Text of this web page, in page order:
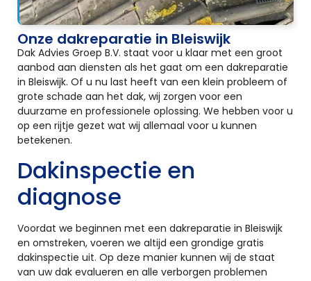
Onze dakreparatie in Bleiswijk
Dak Advies Groep B.V. staat voor u klaar met een groot
aanbod aan diensten als het gaat om een dakreparatie
in Bleiswijk. Of u nu last heeft van een klein probleem of
grote schade aan het dak, wij zorgen voor een
duurzame en professionele oplossing. We hebben voor u
op een rijtje gezet wat wij allemaal voor u kunnen
betekenen.
Dakinspectie en
diagnose
Voordat we beginnen met een dakreparatie in Bleiswijk
en omstreken, voeren we altijd een grondige gratis
dakinspectie uit. Op deze manier kunnen wij de staat
van uw dak evalueren en alle verborgen problemen